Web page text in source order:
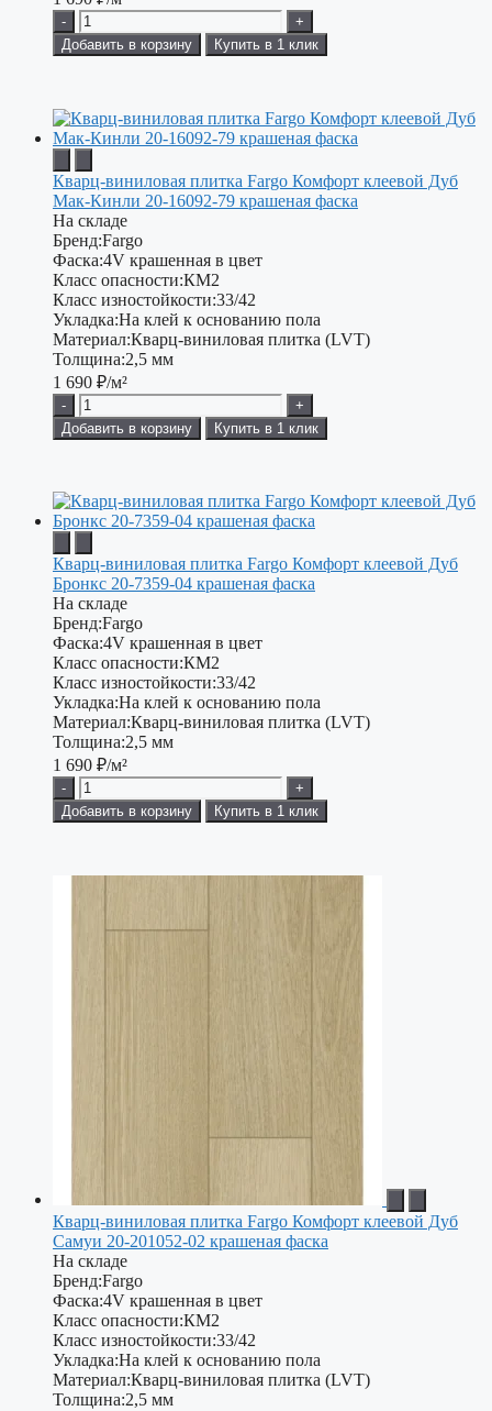
-
+
Добавить в корзину
Купить в 1 клик
Кварц-виниловая плитка Fargo Комфорт клеевой Дуб
Мак-Кинли 20-16092-79 крашеная фаска
На складе
Бренд:Fargo
Фаска:4V крашенная в цвет
Класс опасности:КМ2
Класс изностойкости:33/42
Укладка:На клей к основанию пола
Материал:Кварц-виниловая плитка (LVT)
Толщина:2,5 мм
1 690 ₽/м²
-
+
Добавить в корзину
Купить в 1 клик
Кварц-виниловая плитка Fargo Комфорт клеевой Дуб
Бронкс 20-7359-04 крашеная фаска
На складе
Бренд:Fargo
Фаска:4V крашенная в цвет
Класс опасности:КМ2
Класс изностойкости:33/42
Укладка:На клей к основанию пола
Материал:Кварц-виниловая плитка (LVT)
Толщина:2,5 мм
1 690 ₽/м²
-
+
Добавить в корзину
Купить в 1 клик
Кварц-виниловая плитка Fargo Комфорт клеевой Дуб
Самуи 20-201052-02 крашеная фаска
На складе
Бренд:Fargo
Фаска:4V крашенная в цвет
Класс опасности:КМ2
Класс изностойкости:33/42
Укладка:На клей к основанию пола
Материал:Кварц-виниловая плитка (LVT)
Толщина:2,5 мм